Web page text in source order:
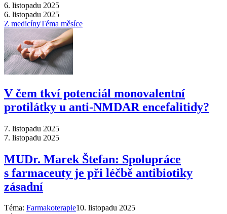
6. listopadu 2025
6. listopadu 2025
Z medicínyTéma měsíce
V čem tkví potenciál monovalentní
protilátky u anti-NMDAR encefalitidy?
7. listopadu 2025
7. listopadu 2025
MUDr. Marek Štefan: Spolupráce
s farmaceuty je při léčbě antibiotiky
zásadní
Téma: Farmakoterapie10. listopadu 2025